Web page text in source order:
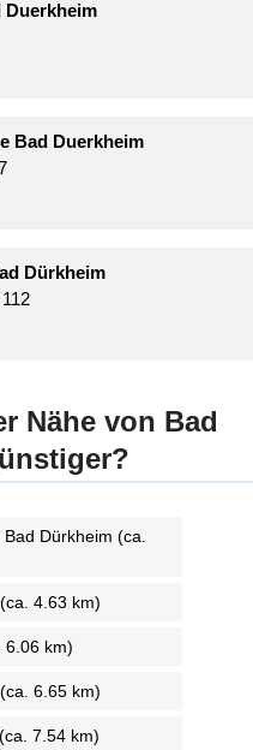
Duerkheim
Bad Duerkheim
Dürkheim
Nähe von Bad
Dürkheim (ca.
4.63 km)
6.06 km)
6.65 km)
7.54 km)